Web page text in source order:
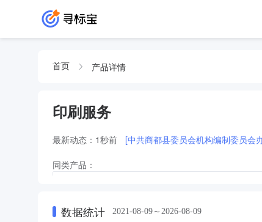
首页 产品详情
印刷服务
最新动态： 1秒前 [中共商都县委员会机构编制委员会
同类产品：
印刷服务印刷服务印刷服务印刷服务印刷服务印刷服务印刷服
数据统计 2021-08-09～2026-08-09